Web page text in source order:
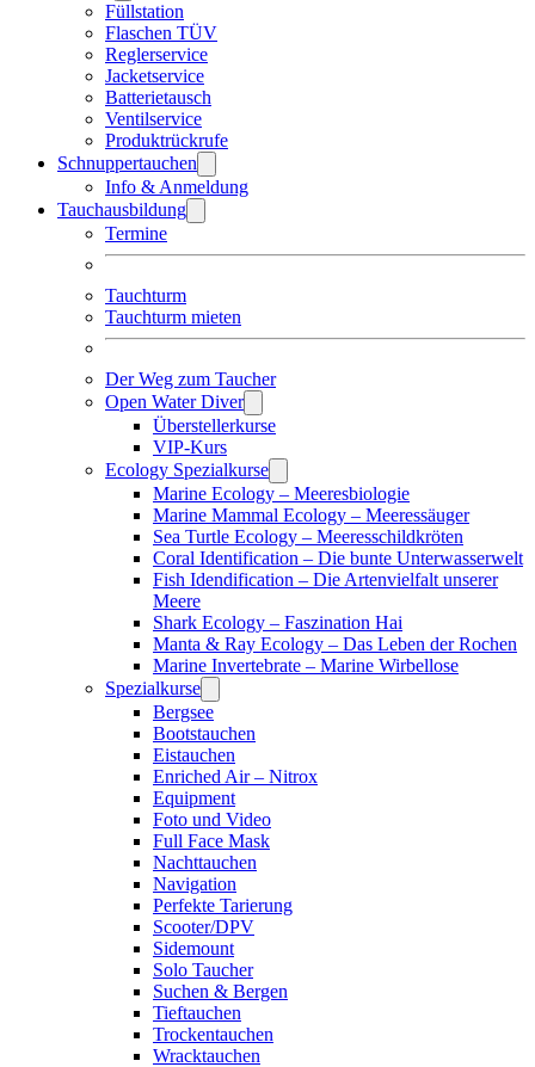
Füllstation
Flaschen TÜV
Reglerservice
Jacketservice
Batterietausch
Ventilservice
Produktrückrufe
Schnuppertauchen
Info & Anmeldung
Tauchausbildung
Termine
Tauchturm
Tauchturm mieten
Der Weg zum Taucher
Open Water Diver
Überstellerkurse
VIP-Kurs
Ecology Spezialkurse
Marine Ecology – Meeresbiologie
Marine Mammal Ecology – Meeressäuger
Sea Turtle Ecology – Meeresschildkröten
Coral Identification – Die bunte Unterwasserwelt
Fish Idendification – Die Artenvielfalt unserer
Meere
Shark Ecology – Faszination Hai
Manta & Ray Ecology – Das Leben der Rochen
Marine Invertebrate – Marine Wirbellose
Spezialkurse
Bergsee
Bootstauchen
Eistauchen
Enriched Air – Nitrox
Equipment
Foto und Video
Full Face Mask
Nachttauchen
Navigation
Perfekte Tarierung
Scooter/DPV
Sidemount
Solo Taucher
Suchen & Bergen
Tieftauchen
Trockentauchen
Wracktauchen